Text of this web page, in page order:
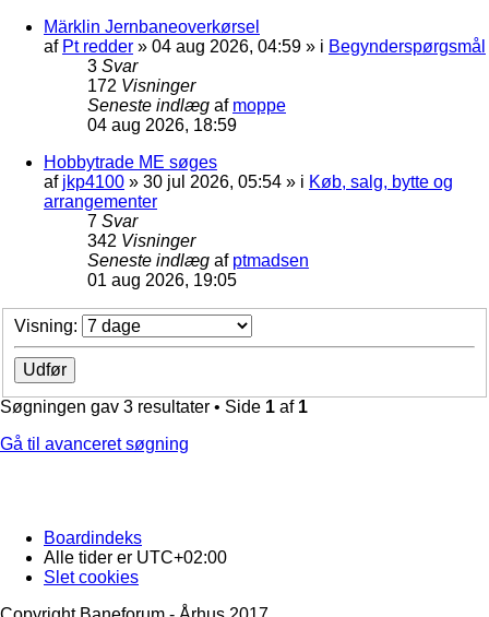
Märklin Jernbaneoverkørsel
af Pt redder » 04 aug 2026, 04:59 » i Begynderspørgsmål
3 Svar
172 Visninger
Seneste indlæg af moppe
04 aug 2026, 18:59
Hobbytrade ME søges
af jkp4100 » 30 jul 2026, 05:54 » i Køb, salg, bytte og
arrangementer
7 Svar
342 Visninger
Seneste indlæg af ptmadsen
01 aug 2026, 19:05
Visning:
Søgningen gav 3 resultater • Side 1 af 1
Gå til avanceret søgning
Boardindeks
Alle tider er UTC+02:00
Slet cookies